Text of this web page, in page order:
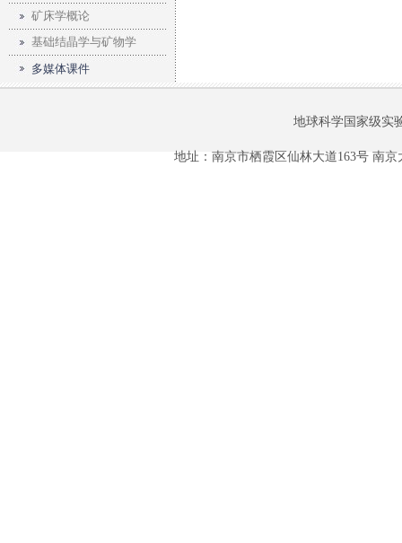
矿床学概论
基础结晶学与矿物学
多媒体课件
地球科学国家级实
地址：南京市栖霞区仙林大道163号 南